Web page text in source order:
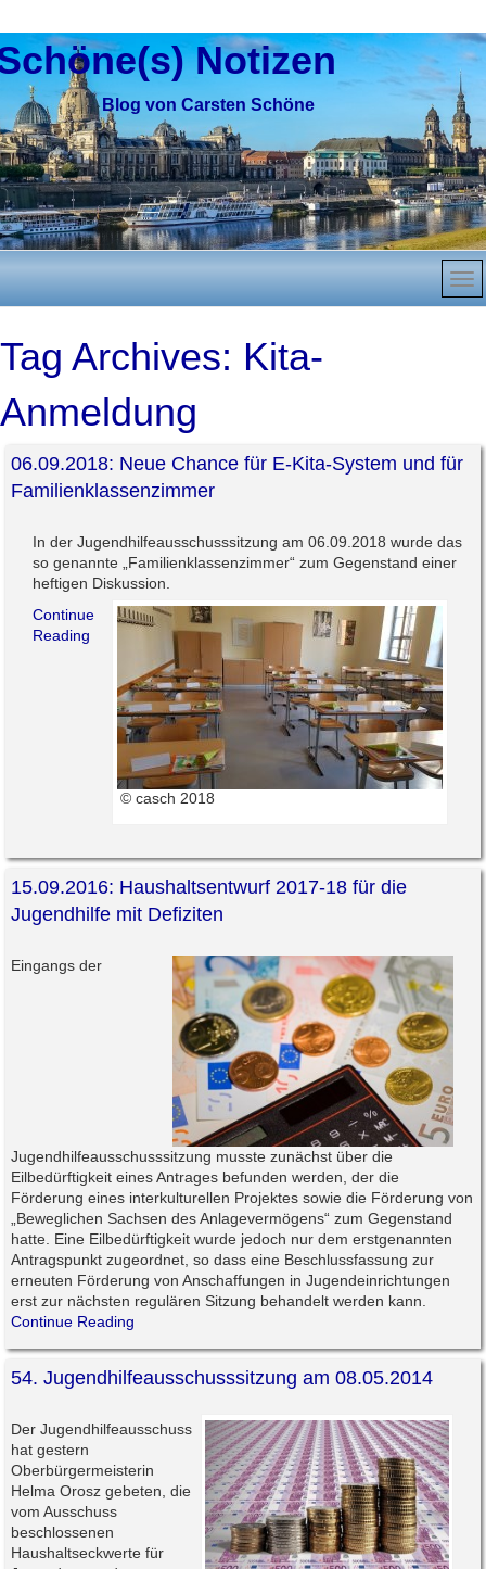
Blog von Carsten Schöne
Notizen
Tag Archives: Kita-
Anmeldung
06.09.2018: Neue Chance für E-Kita-System und für
Familienklassenzimmer
In der Jugendhilfeausschusssitzung am 06.09.2018 wurde das
so genannte „Familienklassenzimmer“ zum Gegenstand einer
heftigen Diskussion.
© casch 2018
Continue
Reading
15.09.2016: Haushaltsentwurf 2017-18 für die
Jugendhilfe mit Defiziten
Eingangs der
Jugendhilfeausschusssitzung musste zunächst über die
Eilbedürftigkeit eines Antrages befunden werden, der die
Förderung eines interkulturellen Projektes sowie die Förderung von
„Beweglichen Sachsen des Anlagevermögens“ zum Gegenstand
hatte. Eine Eilbedürftigkeit wurde jedoch nur dem erstgenannten
Antragspunkt zugeordnet, so dass eine Beschlussfassung zur
erneuten Förderung von Anschaffungen in Jugendeinrichtungen
erst zur nächsten regulären Sitzung behandelt werden kann.
Continue Reading
54. Jugendhilfeausschusssitzung am 08.05.2014
Der Jugendhilfeausschuss
hat gestern
Oberbürgermeisterin
Helma Orosz gebeten, die
vom Ausschuss
beschlossenen
Haushaltseckwerte für